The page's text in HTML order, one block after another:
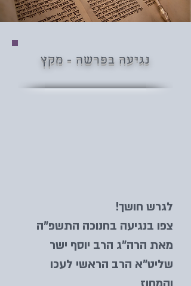
נגיעה בפרשה - מקץ
לגרש חושך!
צפו בנגיעה בחנוכה התשפ"ה
מאת הרה"ג הרב יוסף ישר
שליט"א הרב הראשי לעכו